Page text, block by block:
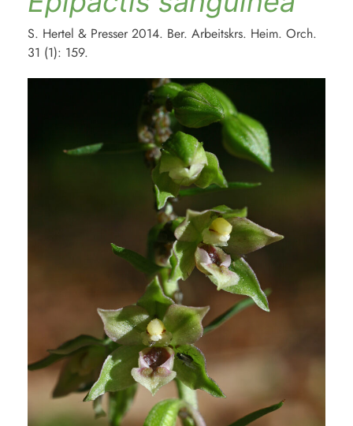
S. Hertel & Presser 2014. Ber. Arbeitskrs. Heim. Orch.
31 (1): 159.